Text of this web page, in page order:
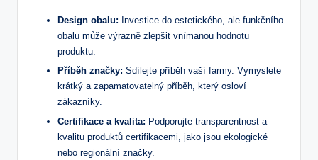
Design obalu: Investice do estetického, ale funkčního
obalu může výrazně zlepšit vnímanou hodnotu
produktu.
Příběh značky: Sdílejte příběh vaší farmy. Vymyslete
krátký a zapamatovatelný příběh, který osloví
zákazníky.
Certifikace a kvalita: Podporujte transparentnost a
kvalitu produktů certifikacemi, jako jsou ekologické
nebo regionální značky.